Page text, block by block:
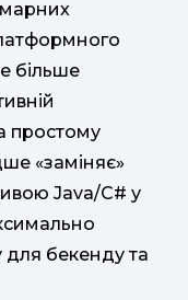
більше
простому
«заміняє»
Java/C# у
для бекенду та